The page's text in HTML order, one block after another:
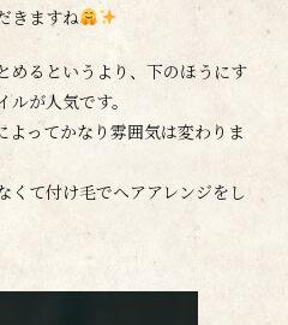
きますね
めるというより、下のほうにす
が人気です。
よってかなり雰囲気は変わりま
くて付け毛でヘアアレンジをし